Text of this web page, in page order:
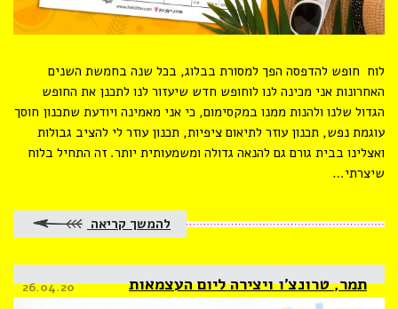
לוח חופש להדפסה הפך למסורת בבלוג, בכל שנה בחמשת השנים
האחרונות אני מכינה לנו לוחופש חדש שיעזור לנו לתכנן את החופש
הגדול שלנו ולהנות ממנו במקסימום, כי אני מאמינה ויודעת שתכנון חוסך
עוגמת נפש, תכנון עוזר לתיאום ציפיות, תכנון עוזר לי להציב גבולות
ואצלינו בבית גורם גם להנאה גדולה ומשמעותית יותר. זה התחיל בלוח
שיצרתי…
להמשך קריאה
תמר, טרונצ’ו ויצירה ליום העצמאות Posted
on
26.04.20